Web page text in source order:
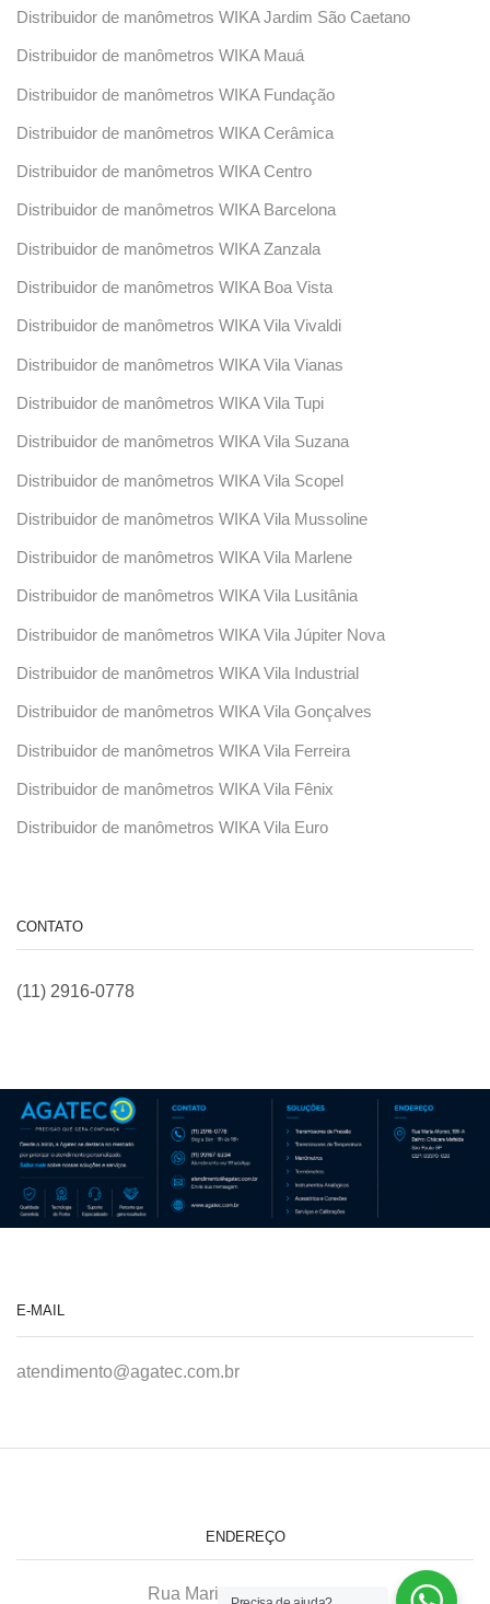
Distribuidor de manômetros WIKA Jardim São Caetano
Distribuidor de manômetros WIKA Mauá
Distribuidor de manômetros WIKA Fundação
Distribuidor de manômetros WIKA Cerâmica
Distribuidor de manômetros WIKA Centro
Distribuidor de manômetros WIKA Barcelona
Distribuidor de manômetros WIKA Zanzala
Distribuidor de manômetros WIKA Boa Vista
Distribuidor de manômetros WIKA Vila Vivaldi
Distribuidor de manômetros WIKA Vila Vianas
Distribuidor de manômetros WIKA Vila Tupi
Distribuidor de manômetros WIKA Vila Suzana
Distribuidor de manômetros WIKA Vila Scopel
Distribuidor de manômetros WIKA Vila Mussoline
Distribuidor de manômetros WIKA Vila Marlene
Distribuidor de manômetros WIKA Vila Lusitânia
Distribuidor de manômetros WIKA Vila Júpiter Nova
Distribuidor de manômetros WIKA Vila Industrial
Distribuidor de manômetros WIKA Vila Gonçalves
Distribuidor de manômetros WIKA Vila Ferreira
Distribuidor de manômetros WIKA Vila Fênix
Distribuidor de manômetros WIKA Vila Euro
CONTATO
(11) 2916-0778
E-MAIL
atendimento@agatec.com.br
ENDEREÇO
Rua Maria Afonso, 166-A